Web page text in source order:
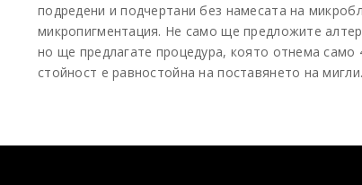
подредени и подчертани без намесата на
микропигментация. Не само ще предложите
но ще предлагате процедура, която отнема само
стойност е равностойна на поставянето на мигли.